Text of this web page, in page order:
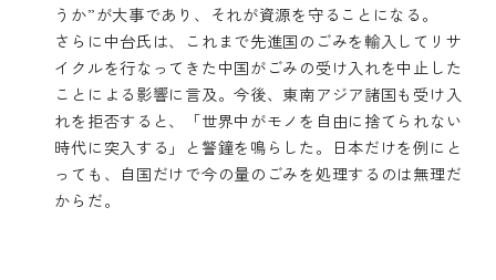
うか”が大事であり、それが資源を守ることになる。
さらに中台氏は、これまで先進国のごみを輸入してリサ
イクルを行なってきた中国がごみの受け入れを中止した
ことによる影響に言及。今後、東南アジア諸国も受け入
れを拒否すると、「世界中がモノを自由に捨てられない
時代に突入する」と警鐘を鳴らした。日本だけを例にと
っても、自国だけで今の量のごみを処理するのは無理だ
からだ。